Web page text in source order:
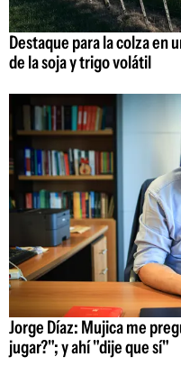
Destaque para la colza en
de la soja y trigo volátil
Jorge Díaz: Mujica me
jugar?"; y ahí "dije que sí"